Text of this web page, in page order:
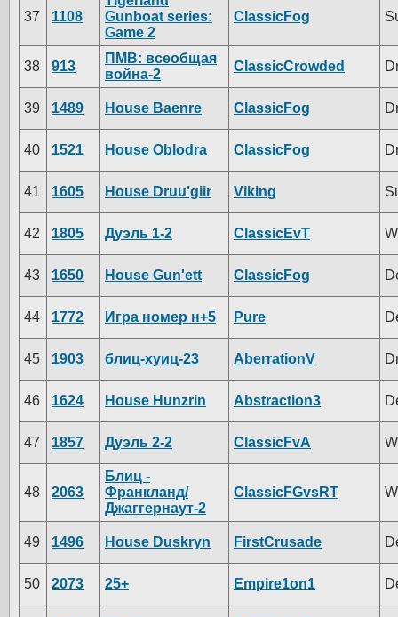
37 1108
Gunboat series:
Game 2
ClassicFog
38 913
ПМВ: всеобщая
война-2
ClassicCrowded
39 1489 House Baenre ClassicFog
40 1521 House Oblodra ClassicFog
41 1605 House Druu’giir Viking
42 1805 Дуэль 1-2 ClassicEvT
43 1650 House Gun'ett ClassicFog
44 1772 Игра номер н+5 Pure
45 1903 блиц-хуиц-23 AberrationV
46 1624 House Hunzrin Abstraction3
47 1857 Дуэль 2-2 ClassicFvA
48 2063
Блиц -
Франкланд/
Джаггернаут-2
ClassicFGvsRT
49 1496 House Duskryn FirstCrusade
50 2073 25+ Empire1on1